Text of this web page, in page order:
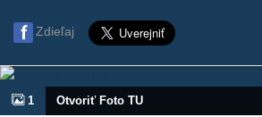
Zdieľaj
1 Otvoriť Foto TU